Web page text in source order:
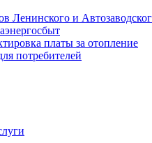
Ленинского и
платы за отопление
потребителей